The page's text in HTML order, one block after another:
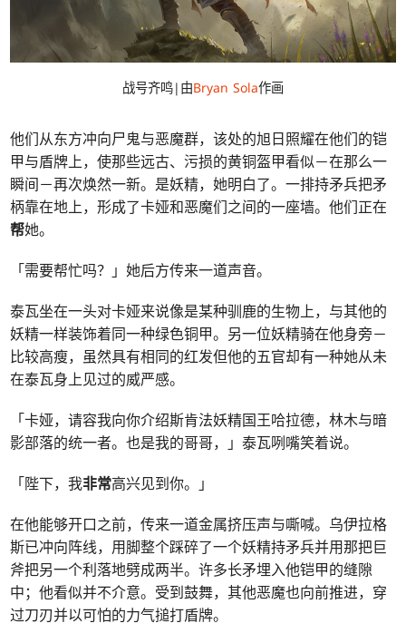
战号齐鸣|由Bryan Sola作画
他们从东方冲向尸鬼与恶魔群，该处的旭日照耀在他们的铠
甲与盾牌上，使那些远古、污损的黄铜盔甲看似－在那么一
瞬间－再次焕然一新。是妖精，她明白了。一排持矛兵把矛
柄靠在地上，形成了卡娅和恶魔们之间的一座墙。他们正在
帮她。
「需要帮忙吗？」她后方传来一道声音。
泰瓦坐在一头对卡娅来说像是某种驯鹿的生物上，与其他的
妖精一样装饰着同一种绿色铜甲。另一位妖精骑在他身旁－
比较高瘦，虽然具有相同的红发但他的五官却有一种她从未
在泰瓦身上见过的威严感。
「卡娅，请容我向你介绍斯肯法妖精国王哈拉德，林木与暗
影部落的统一者。也是我的哥哥，」泰瓦咧嘴笑着说。
「陛下，我非常高兴见到你。」
在他能够开口之前，传来一道金属挤压声与嘶喊。乌伊拉格
斯已冲向阵线，用脚整个踩碎了一个妖精持矛兵并用那把巨
斧把另一个利落地劈成两半。许多长矛埋入他铠甲的缝隙
中；他看似并不介意。受到鼓舞，其他恶魔也向前推进，穿
过刀刃并以可怕的力气搥打盾牌。